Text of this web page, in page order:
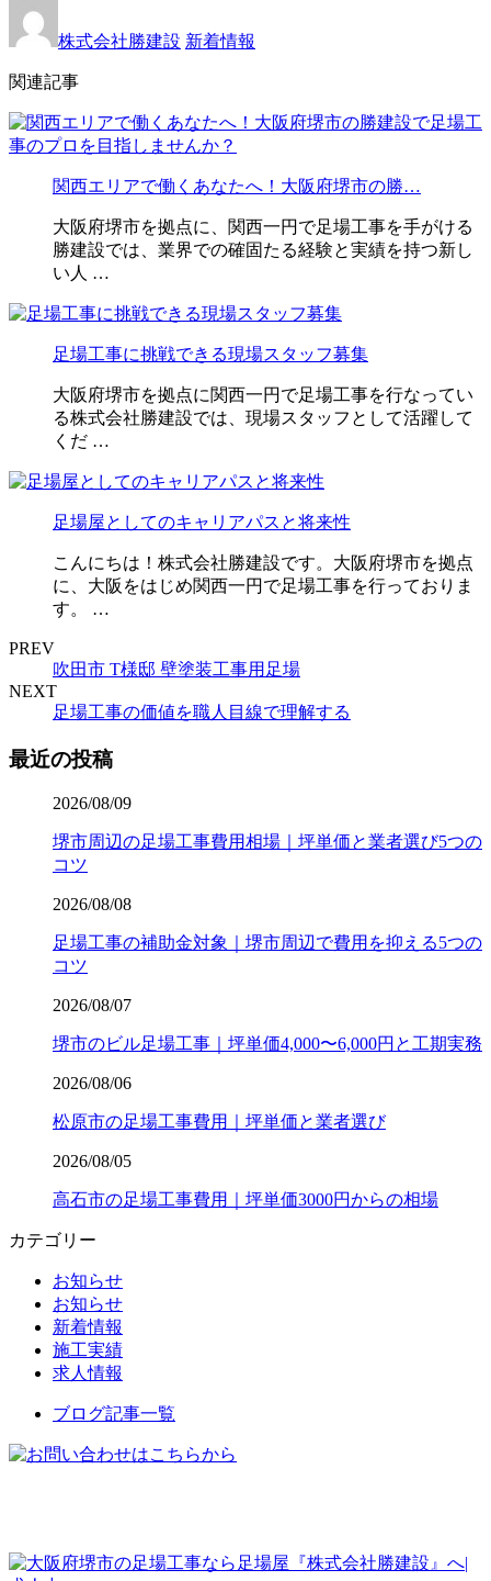
株式会社勝建設 新着情報
関連記事
関西エリアで働くあなたへ！大阪府堺市の勝…
大阪府堺市を拠点に、関西一円で足場工事を手がける
勝建設では、業界での確固たる経験と実績を持つ新し
い人 …
足場工事に挑戦できる現場スタッフ募集
大阪府堺市を拠点に関西一円で足場工事を行なってい
る株式会社勝建設では、現場スタッフとして活躍して
くだ …
足場屋としてのキャリアパスと将来性
こんにちは！株式会社勝建設です。大阪府堺市を拠点
に、大阪をはじめ関西一円で足場工事を行っておりま
す。 …
PREV
吹田市 T様邸 壁塗装工事用足場
NEXT
足場工事の価値を職人目線で理解する
最近の投稿
2026/08/09
堺市周辺の足場工事費用相場｜坪単価と業者選び5つの
コツ
2026/08/08
足場工事の補助金対象｜堺市周辺で費用を抑える5つの
コツ
2026/08/07
堺市のビル足場工事｜坪単価4,000〜6,000円と工期実務
2026/08/06
松原市の足場工事費用｜坪単価と業者選び
2026/08/05
高石市の足場工事費用｜坪単価3000円からの相場
カテゴリー
お知らせ
お知らせ
新着情報
施工実績
求人情報
ブログ記事一覧